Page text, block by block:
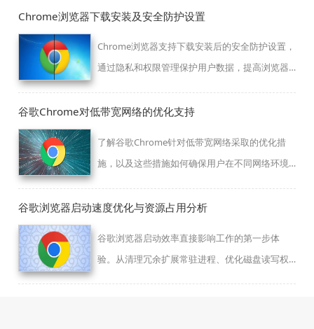
Chrome浏览器下载安装及安全防护设置
Chrome浏览器支持下载安装后的安全防护设置，
通过隐私和权限管理保护用户数据，提高浏览器
谷歌Chrome对低带宽网络的优化支持
了解谷歌Chrome针对低带宽网络采取的优化措
施，以及这些措施如何确保用户在不同网络环境
谷歌浏览器启动速度优化与资源占用分析
谷歌浏览器启动效率直接影响工作的第一步体
验。从清理冗余扩展常驻进程、优化磁盘读写权